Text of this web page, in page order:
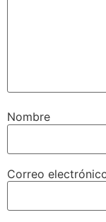
Nombre
Correo